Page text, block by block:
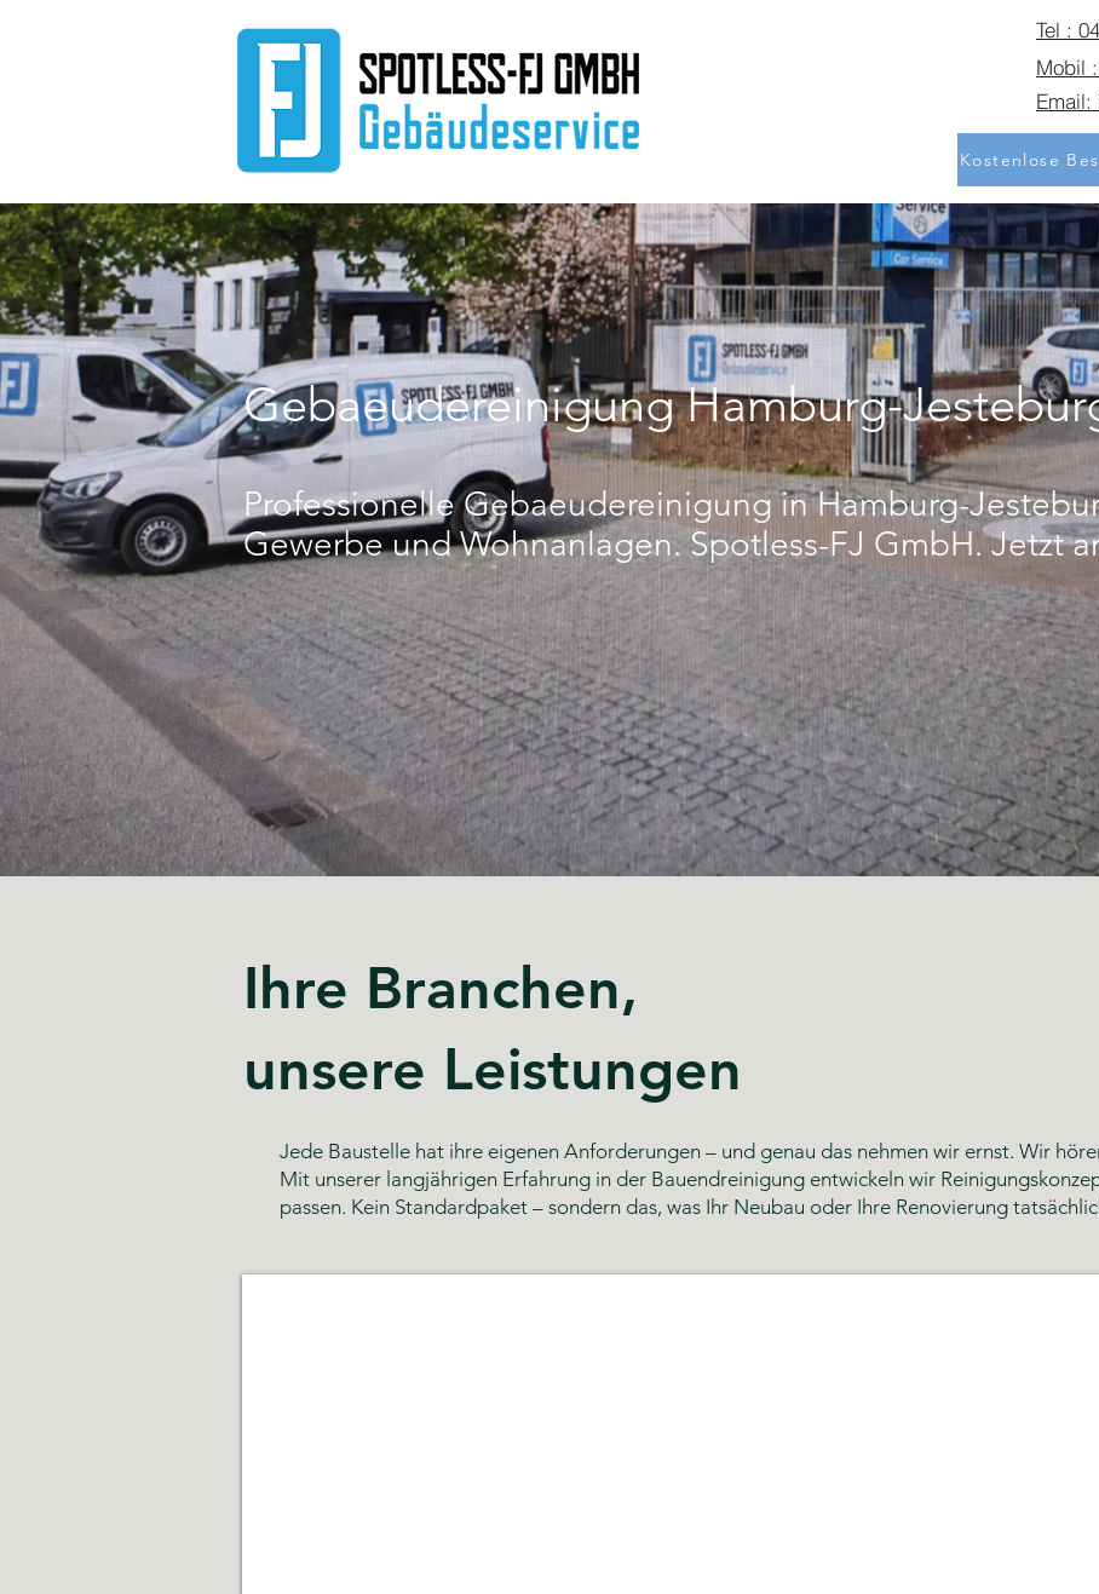
Tel :
Mobil
Email:
Kostenlose
Gebaeudereinigung Hamburg-
Professionelle Gebaeudereinigung in Hamburg-
Gewerbe und Wohnanlagen. Spotless-FJ GmbH. Jetzt
Ihre Branchen,
unsere Leistungen
Jede Baustelle hat ihre eigenen Anforderungen – und genau das nehmen wir ernst. Wir
Mit unserer langjährigen Erfahrung in der Bauendreinigung entwickeln wir
passen. Kein Standardpaket – sondern das, was Ihr Neubau oder Ihre Renovierung